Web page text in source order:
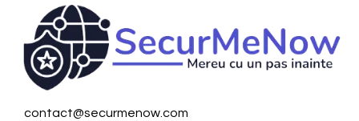
contact@securmenow.com